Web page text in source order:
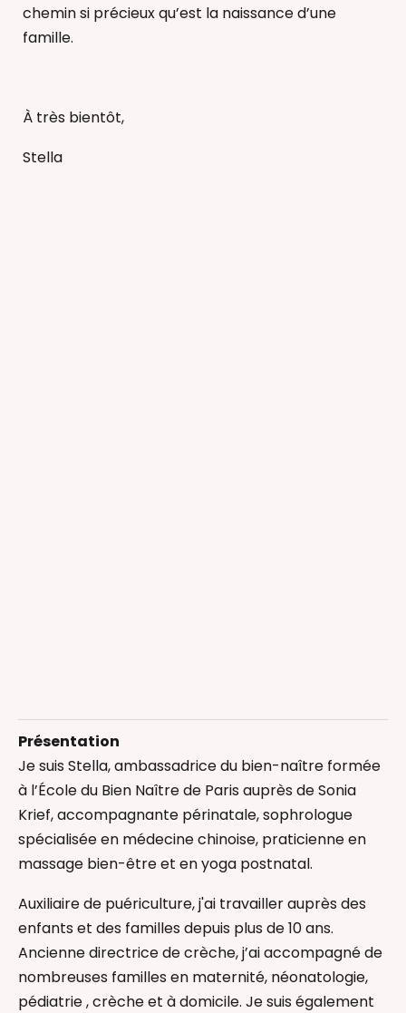
chemin si précieux qu’est la naissance d’une
famille.
À très bientôt,
Stella
Accompagnement des pères
Allaitement
Bain Enveloppé
Bébé Signe (communication gestuelle)
Deuil périnatal
Fertilité
Massage bébé
Massage enfant
Massage femme enceinte
Massage Postnatal
Portage physiologique
Rééquilibrage émotionnel par la réflexologie
Présentation
Je suis Stella, ambassadrice du bien-naître formée
à l’École du Bien Naître de Paris auprès de Sonia
Krief, accompagnante périnatale, sophrologue
spécialisée en médecine chinoise, praticienne en
massage bien-être et en yoga postnatal.
Auxiliaire de puériculture, j'ai travailler auprès des
enfants et des familles depuis plus de 10 ans.
Ancienne directrice de crèche, j’ai accompagné de
nombreuses familles en maternité, néonatologie,
pédiatrie , crèche et à domicile. Je suis également